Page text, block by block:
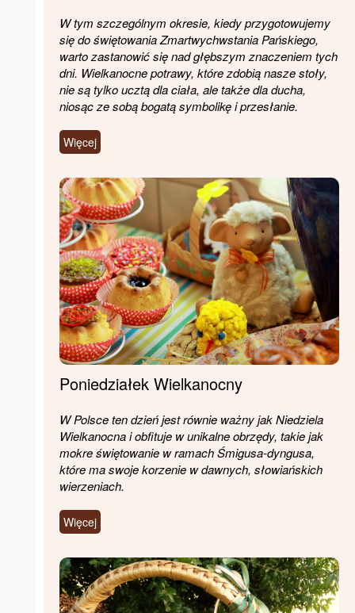
W tym szczególnym okresie, kiedy przygotowujemy
się do świętowania Zmartwychwstania Pańskiego,
warto zastanowić się nad głębszym znaczeniem tych
dni. Wielkanocne potrawy, które zdobią nasze stoły,
nie są tylko ucztą dla ciała, ale także dla ducha,
niosąc ze sobą bogatą symbolikę i przesłanie.
Więcej
Poniedziałek Wielkanocny
W Polsce ten dzień jest równie ważny jak Niedziela
Wielkanocna i obfituje w unikalne obrzędy, takie jak
mokre świętowanie w ramach Śmigusa-dyngusa,
które ma swoje korzenie w dawnych, słowiańskich
wierzeniach.
Więcej